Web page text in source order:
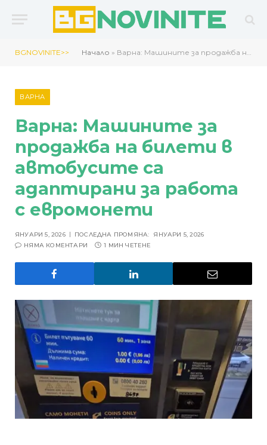
BGNOVINITE>> Начало » Варна: Машините за продажба на билети в автобусите са адаптирани за работа с евромонети
ВАРНА
Варна: Машините за
продажба на билети в
автобусите са
адаптирани за работа
с евромонети
ЯНУАРИ 5, 2026 ПОСЛЕДНА ПРОМЯНА:
ЯНУАРИ 5, 2026
НЯМА КОМЕНТАРИ
1 МИН ЧЕТЕНЕ